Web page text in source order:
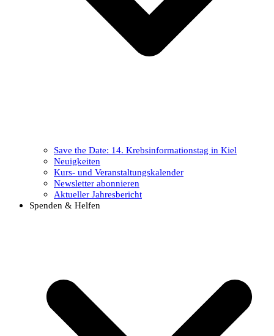
Save the Date: 14. Krebsinformationstag in Kiel
Neuigkeiten
Kurs- und Veranstaltungskalender
Newsletter abonnieren
Aktueller Jahresbericht
Spenden & Helfen